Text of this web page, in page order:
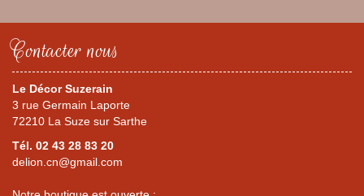
Contacter nous
Le Décor Suzerain
3 rue Germain Laporte
72210 La Suze sur Sarthe
Tél. 02 43 28 83 20
delion.cn@gmail.com